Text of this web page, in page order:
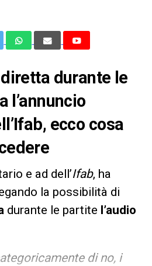
durante le
l’annuncio
ecco cosa
e ad dell’Ifab, ha
la possibilità di
durante le partite l’audio
di no, i